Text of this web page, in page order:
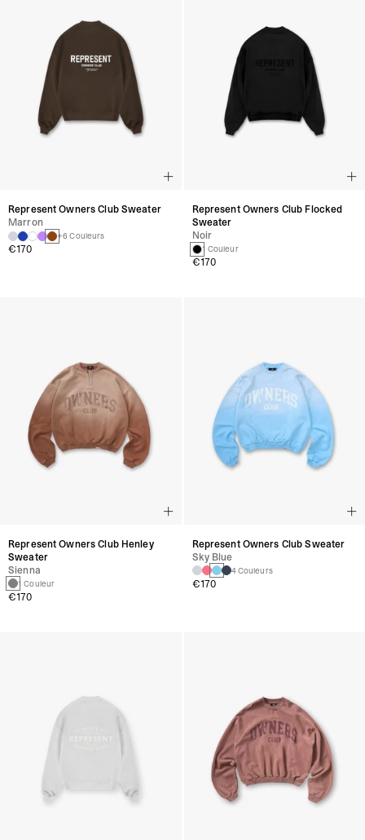
Represent Owners Club Sweater
Marron
+6 Couleurs
€170
Represent Owners Club Flocked
Sweater
Noir
1 Couleur
€170
Represent Owners Club Henley
Sweater
Sienna
1 Couleur
€170
Represent Owners Club Sweater
Sky Blue
4 Couleurs
€170